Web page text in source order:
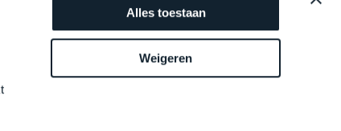
Alles toestaan
Weigeren